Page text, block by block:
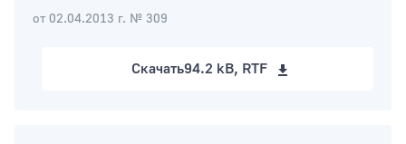
от 02.04.2013 г. № 309
Скачать94.2 kB, RTF